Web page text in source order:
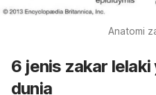
Anatomi
6 jenis zakar lelaki
dunia